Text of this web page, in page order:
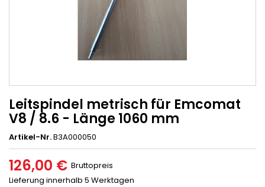
Leitspindel metrisch für Emcomat
V8 / 8.6 - Länge 1060 mm
Artikel-Nr.B3A000050
126,00 € Bruttopreis
Lieferung innerhalb 5 Werktagen